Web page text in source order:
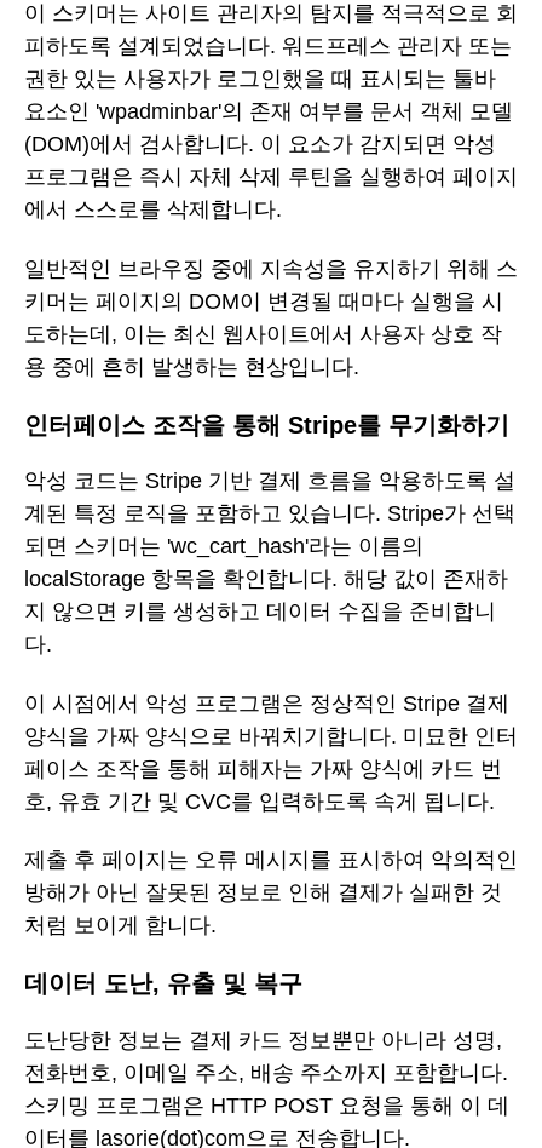
이 스키머는 사이트 관리자의 탐지를 적극적으로 회
피하도록 설계되었습니다. 워드프레스 관리자 또는
권한 있는 사용자가 로그인했을 때 표시되는 툴바
요소인 'wpadminbar'의 존재 여부를 문서 객체 모델
(DOM)에서 검사합니다. 이 요소가 감지되면 악성
프로그램은 즉시 자체 삭제 루틴을 실행하여 페이지
에서 스스로를 삭제합니다.
일반적인 브라우징 중에 지속성을 유지하기 위해 스
키머는 페이지의 DOM이 변경될 때마다 실행을 시
도하는데, 이는 최신 웹사이트에서 사용자 상호 작
용 중에 흔히 발생하는 현상입니다.
인터페이스 조작을 통해 Stripe를 무기화하기
악성 코드는 Stripe 기반 결제 흐름을 악용하도록 설
계된 특정 로직을 포함하고 있습니다. Stripe가 선택
되면 스키머는 'wc_cart_hash'라는 이름의
localStorage 항목을 확인합니다. 해당 값이 존재하
지 않으면 키를 생성하고 데이터 수집을 준비합니
다.
이 시점에서 악성 프로그램은 정상적인 Stripe 결제
양식을 가짜 양식으로 바꿔치기합니다. 미묘한 인터
페이스 조작을 통해 피해자는 가짜 양식에 카드 번
호, 유효 기간 및 CVC를 입력하도록 속게 됩니다.
제출 후 페이지는 오류 메시지를 표시하여 악의적인
방해가 아닌 잘못된 정보로 인해 결제가 실패한 것
처럼 보이게 합니다.
데이터 도난, 유출 및 복구
도난당한 정보는 결제 카드 정보뿐만 아니라 성명,
전화번호, 이메일 주소, 배송 주소까지 포함합니다.
스키밍 프로그램은 HTTP POST 요청을 통해 이 데
이터를 lasorie(dot)com으로 전송합니다.